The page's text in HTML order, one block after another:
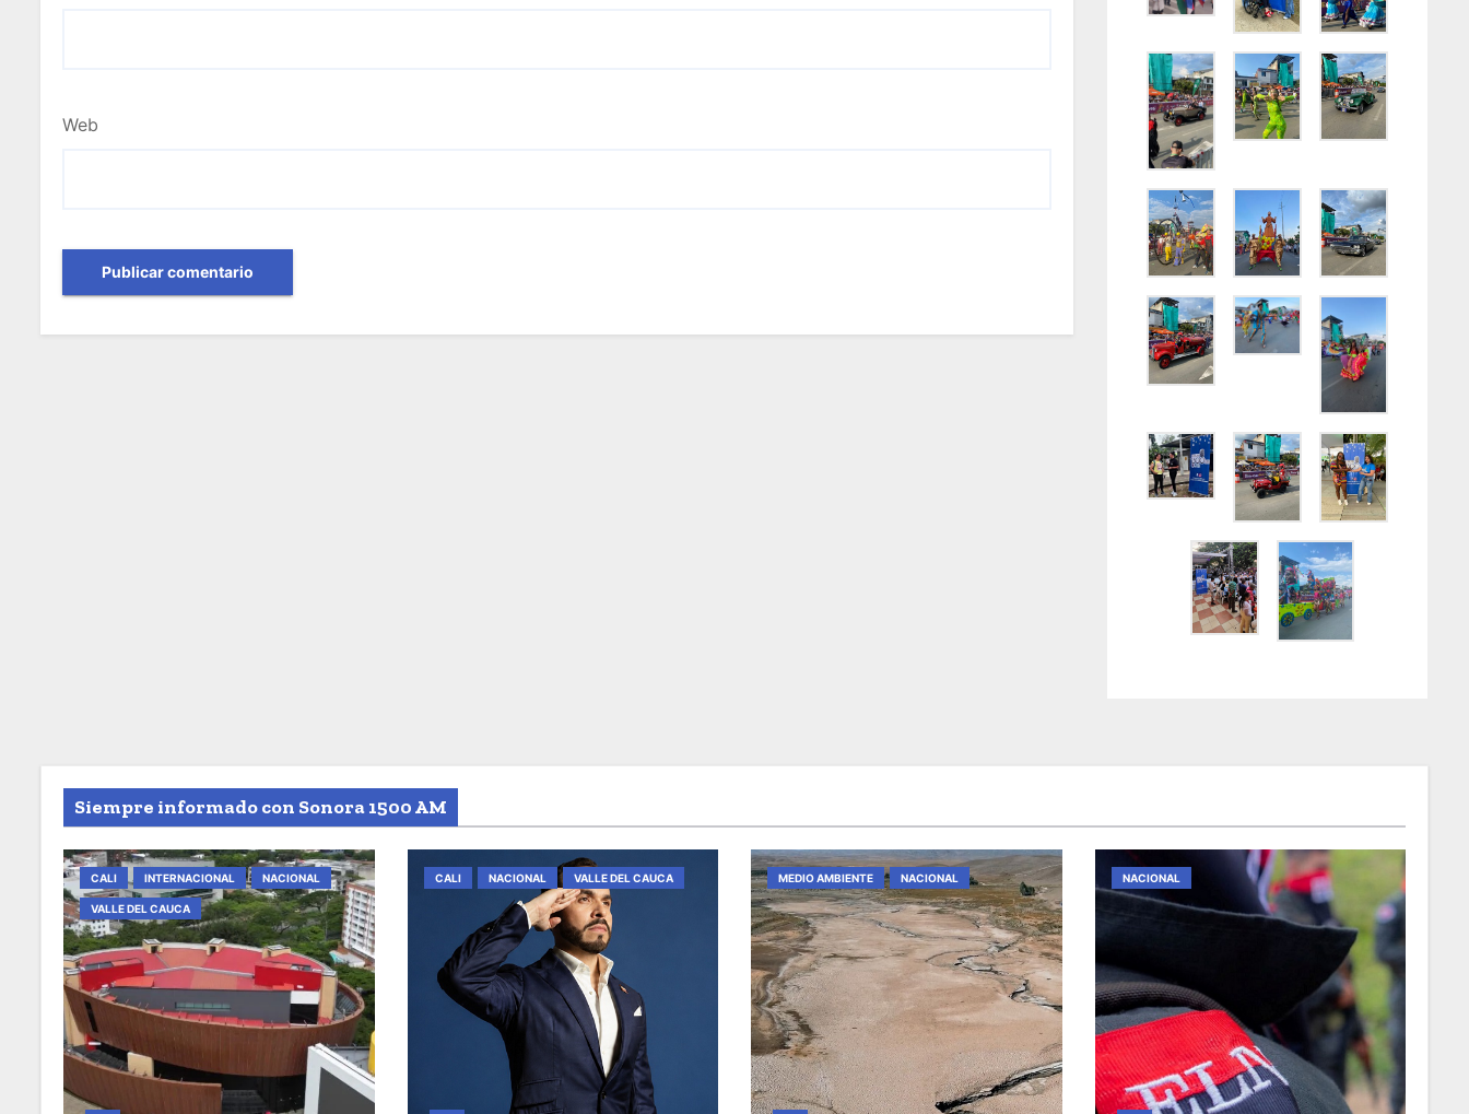
Web
Siempre informado con Sonora 1500 AM
CALI INTERNACIONAL NACIONAL
VALLE DEL CAUCA
CALI NACIONAL VALLE DEL CAUCA MEDIO AMBIENTE NACIONAL NACIONAL